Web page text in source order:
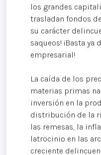
los grandes
trasladan fondos
su carácter
saqueos! ¡Basta
empresarial!
La caída de los
materias primas
inversión en la
distribución de la
las remesas, la
latrocinio en las
creciente